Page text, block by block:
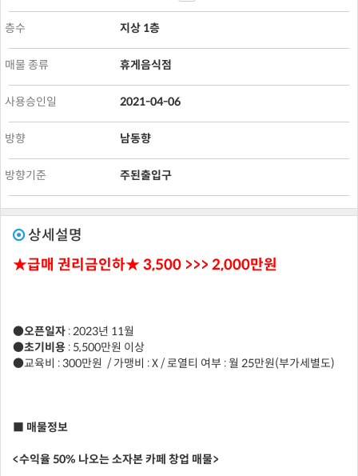
층수 지상 1층
매물 종류 휴게음식점
사용승인일 2021-04-06
방향 남동향
방향기준 주된출입구
상세설명
★급매 권리금인하★ 3,500 >>> 2,000만원
●오픈일자 : 2023년 11월
●초기비용 : 5,500만원 이상
●교육비 : 300만원 / 가맹비 : X / 로열티 여부 : 월 25만원(부가세별도)
■ 매물정보
<수익율 50% 나오는 소자본 카페 창업 매물>